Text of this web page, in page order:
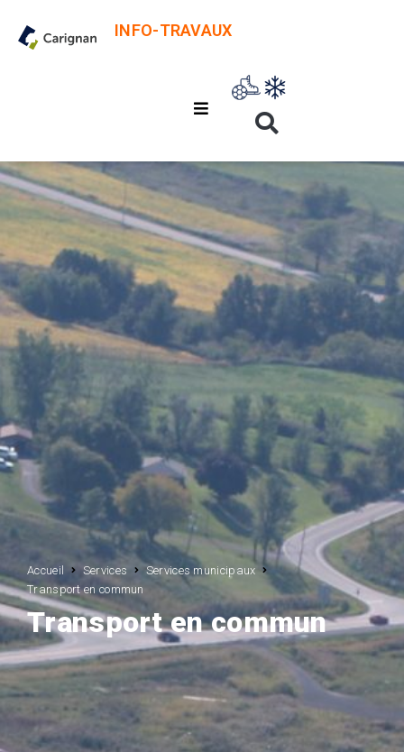
INFO-TRAVAUX
Accueil Services
Services municipaux
Transport en commun
Transport en commun